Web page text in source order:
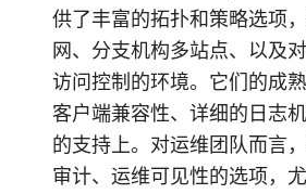
供了丰富的拓扑和策略选项
网、分支机构多站点、以及
访问控制的环境。它们的成
客户端兼容性、详细的日志
的支持上。对运维团队而言
审计、运维可见性的选项，